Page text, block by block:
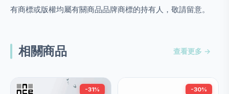
有商標或版權均屬有關商品品牌商標的持有人，敬請留意。
相關商品 查看更多 →
-31% -30%